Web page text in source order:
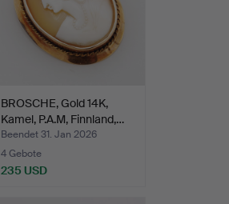
BROSCHE, Gold 14K,
Kamel, P.A.M, Finnland,…
Beendet 31. Jan 2026
4 Gebote
235 USD